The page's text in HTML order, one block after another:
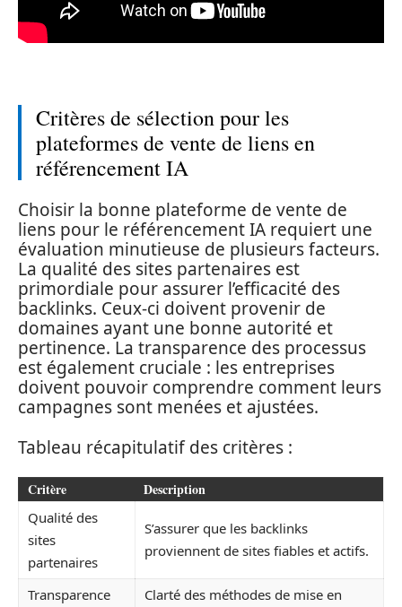
Critères de sélection pour les
plateformes de vente de liens en
référencement IA
Choisir la bonne plateforme de vente de
liens pour le référencement IA requiert une
évaluation minutieuse de plusieurs facteurs.
La qualité des sites partenaires est
primordiale pour assurer l’efficacité des
backlinks. Ceux-ci doivent provenir de
domaines ayant une bonne autorité et
pertinence. La transparence des processus
est également cruciale : les entreprises
doivent pouvoir comprendre comment leurs
campagnes sont menées et ajustées.
Tableau récapitulatif des critères :
Critère Description
Qualité des
sites
partenaires
S’assurer que les backlinks
proviennent de sites fiables et actifs.
Transparence
Clarté des méthodes de mise en